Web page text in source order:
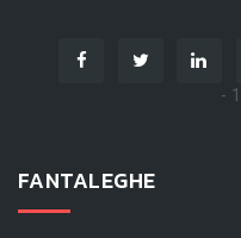
-
FANTALEGHE